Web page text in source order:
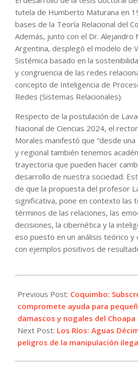
tutela de Humberto Maturana en
bases de la Teoría Relacional del
Además, junto con el Dr. Alejandro
Argentina, desplegó el modelo de
Sistémica basado en la
y congruencia de las redes
concepto de Inteligencia de
Redes (Sistemas Relacionales).
Respecto de la postulación de
Nacional de Ciencias 2024, el
Morales manifestó que “desde
y regional también tenemos
trayectoria que pueden hacer
desarrollo de nuestra sociedad.
de que la propuesta del profesor
significativa, pone en contexto las
términos de las relaciones, las
decisiones, la cibernética y la
eso puesto en un análisis teórico
con ejemplos positivos de
01-
05
Previous Post: Coquimbo:
compromete ayuda para
damascos y nogales del Choapa
Next Post: Los Ríos: Aguas
peligros de la manipulación